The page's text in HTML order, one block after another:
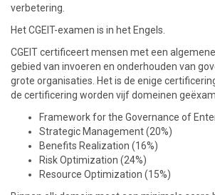
verbetering.
Het CGEIT-examen is in het Engels.
CGEIT certificeert mensen met een
gebied van invoeren en onderhouden van
grote organisaties. Het is de enige
de certificering worden vijf domeinen
Framework for the Governance of
Strategic Management (20%)
Benefits Realization (16%)
Risk Optimization (24%)
Resource Optimization (15%)